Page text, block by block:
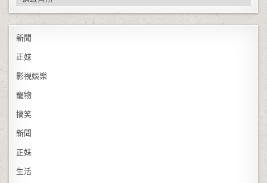
新聞
正妹
影視娛樂
寵物
搞笑
新聞
正妹
生活